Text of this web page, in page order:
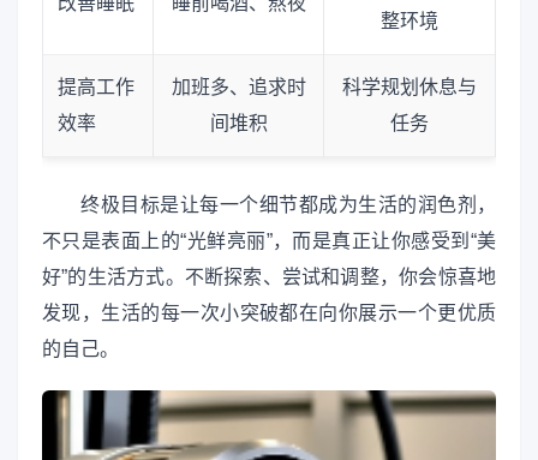
整环境
提高工作
效率
加班多、追求时
间堆积
科学规划休息与
任务
终极目标是让每一个细节都成为生活的润色剂，
不只是表面上的“光鲜亮丽”，而是真正让你感受到“美
好”的生活方式。不断探索、尝试和调整，你会惊喜地
发现，生活的每一次小突破都在向你展示一个更优质
的自己。